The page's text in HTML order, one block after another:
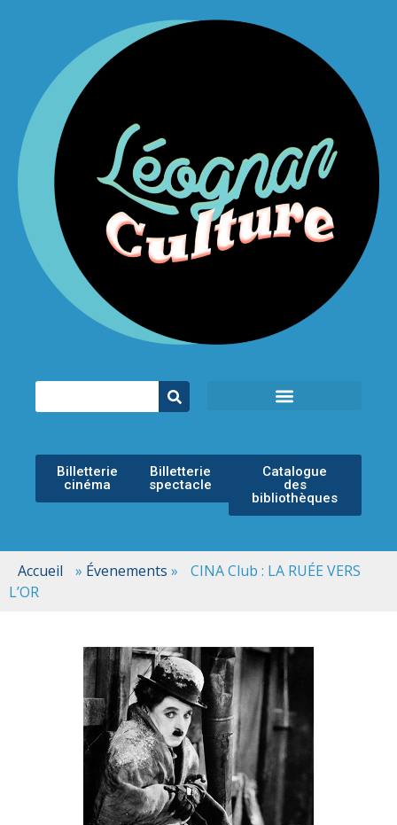
Billetterie
cinéma
Billetterie
spectacle
Catalogue
des
bibliothèques
Accueil » Évenements »
CINA Club : LA RUÉE VERS
L’OR